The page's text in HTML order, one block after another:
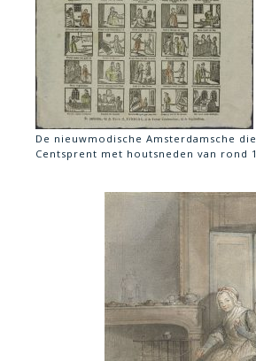
De nieuwmodische Amsterdamsche
Centsprent met houtsneden van rond